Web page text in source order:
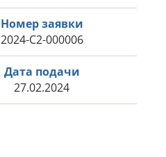
Номер заявки
2024-С2-000006
Дата подачи
27.02.2024